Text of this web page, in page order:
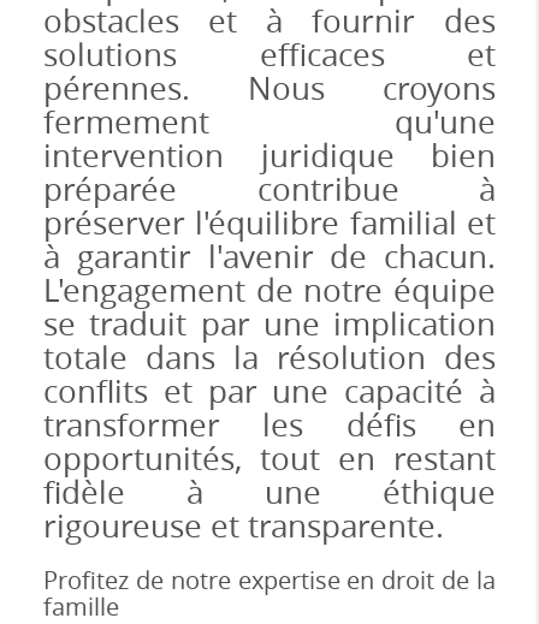
obstacles et à fournir des
solutions efficaces et
pérennes. Nous croyons
fermement qu'une
intervention juridique bien
préparée contribue à
préserver l'équilibre familial et
à garantir l'avenir de chacun.
L'engagement de notre équipe
se traduit par une implication
totale dans la résolution des
conflits et par une capacité à
transformer les défis en
opportunités, tout en restant
fidèle à une éthique
rigoureuse et transparente.
Profitez de notre expertise en droit de la
famille